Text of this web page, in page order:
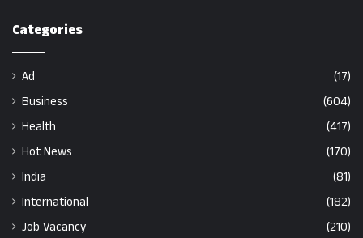
Categories
Ad
(17)
Business
(604)
Health
(417)
Hot News
(170)
India
(81)
International
(182)
Job Vacancy
(210)